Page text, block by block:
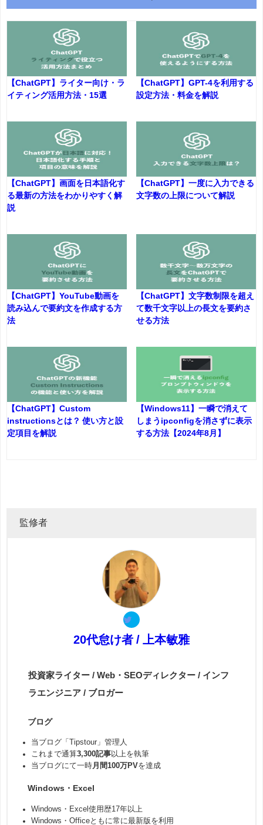
【ChatGPT】ライター向け・ラ
イティング活用方法・15選
【ChatGPT】GPT-4を利用する
設定方法・料金を解説
【ChatGPT】画面を日本語化す
る最新の方法をわかりやすく解
説
【ChatGPT】一度に入力できる
文字数の上限について解説
【ChatGPT】YouTube動画を
読み込んで要約文を作成する方
法
【ChatGPT】文字数制限を超え
て数千文字以上の長文を要約さ
せる方法
【ChatGPT】Custom
instructionsとは？ 使い方と設
定項目を解説
【Windows11】一瞬で消えて
しまうipconfigを消さずに表示
する方法【2024年8月】
監修者
20代怠け者 / 上本敏雅
投資家ライター / Web・SEOディレクター / インフ
ラエンジニア / ブロガー
ブログ
当ブログ「Tipstour」管理人
これまで通算3,300記事以上を執筆
当ブログにて一時月間100万PVを達成
Windows・Excel
Windows・Excel使用歴17年以上
Windows・Officeともに常に最新版を利用